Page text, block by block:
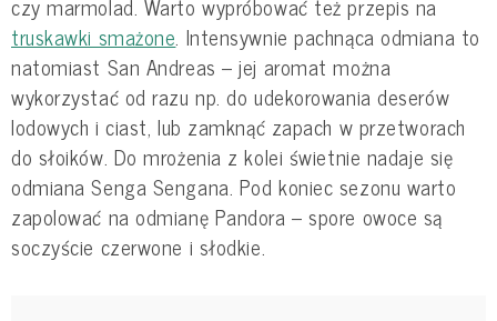
czy marmolad. Warto wypróbować też przepis na
truskawki smażone. Intensywnie pachnąca odmiana to
natomiast San Andreas – jej aromat można
wykorzystać od razu np. do udekorowania deserów
lodowych i ciast, lub zamknąć zapach w przetworach
do słoików. Do mrożenia z kolei świetnie nadaje się
odmiana Senga Sengana. Pod koniec sezonu warto
zapolować na odmianę Pandora – spore owoce są
soczyście czerwone i słodkie.